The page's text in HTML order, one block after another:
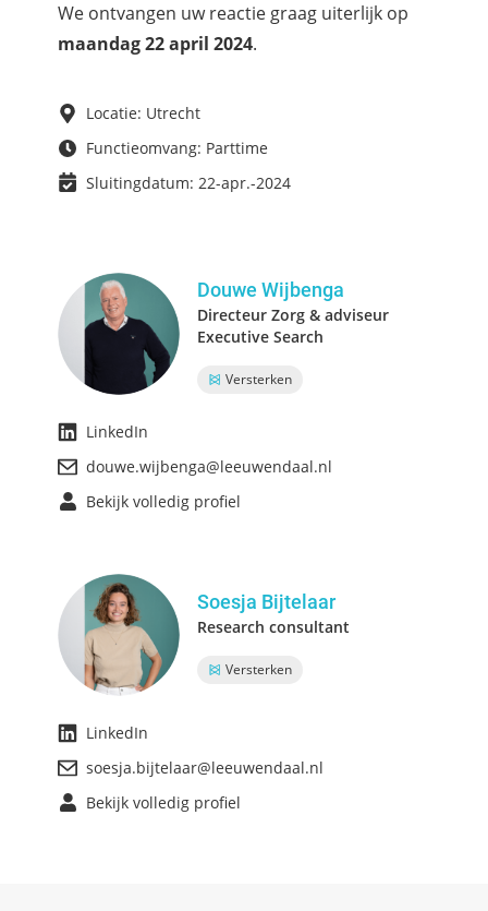
We ontvangen uw reactie graag uiterlijk op
maandag 22 april 2024.
Locatie: Utrecht
Functieomvang: Parttime
Sluitingdatum: 22-apr.-2024
Douwe Wijbenga
Directeur Zorg & adviseur
Executive Search
Versterken
LinkedIn
douwe.wijbenga@leeuwendaal.nl
Bekijk volledig profiel
Soesja Bijtelaar
Research consultant
Versterken
LinkedIn
soesja.bijtelaar@leeuwendaal.nl
Bekijk volledig profiel